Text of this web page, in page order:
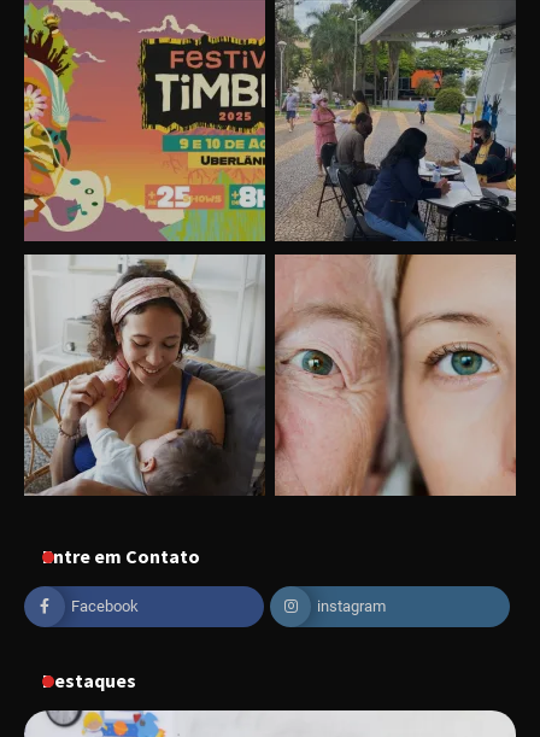
Entre em Contato
Facebook instagram
Destaques
Uberlândia recebe o projeto “Experiência Rio”
no dia 17 de junho
“Vozes pela Vida” celebra 10 anos com show
em Uberlândia
“Vem pra Praça!” reunirá arte, cultura e
“Uma prosa de valor” é o tema da roda de